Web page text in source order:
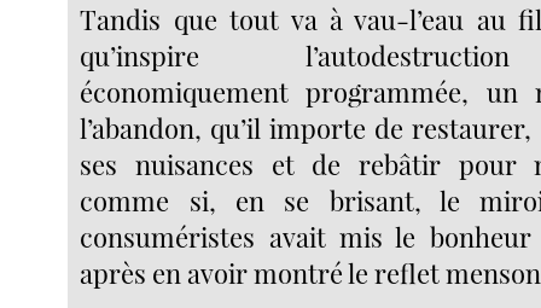
Tandis que tout va à vau-l’eau au
qu’inspire
économiquement programmée,
l’abandon, qu’il importe de
ses nuisances et de rebâtir pour
comme si, en se brisant, le
consuméristes avait mis le
après en avoir montré le reflet